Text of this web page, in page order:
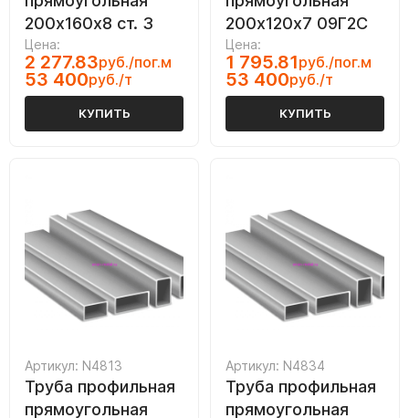
200х160х8 ст. 3
Цена:
2 277.83руб./пог.м
53 400руб./т
КУПИТЬ
200х120х7 09Г2С
Цена:
1 795.81руб./пог.м
53 400руб./т
КУПИТЬ
Артикул: N4813
Труба профильная
прямоугольная
Артикул: N4834
Труба профильная
прямоугольная